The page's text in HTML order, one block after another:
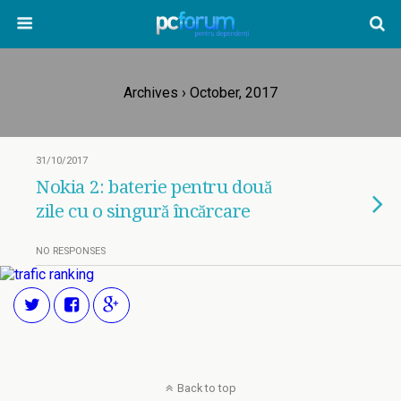
Archives › October, 2017
31/10/2017
Nokia 2: baterie pentru două
zile cu o singură încărcare
NO RESPONSES
Back to top